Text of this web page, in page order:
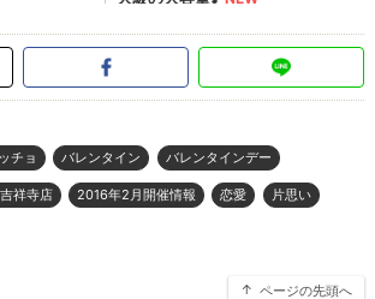
チョ バレンタイン バレンタインデー
祥寺店 2016年2月開催情報 恋愛 片思い
ページの先頭へ